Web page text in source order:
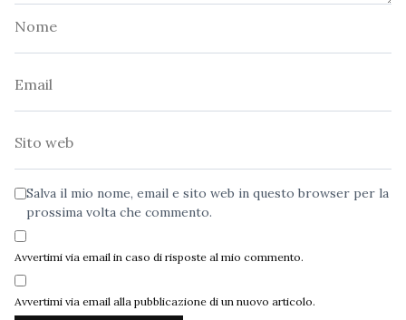
Salva il mio nome, email e sito web in questo browser per la
prossima volta che commento.
Avvertimi via email in caso di risposte al mio commento.
Avvertimi via email alla pubblicazione di un nuovo articolo.